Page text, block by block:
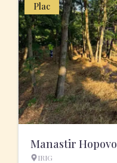
Plac
Manastir Hopovo
IRIG